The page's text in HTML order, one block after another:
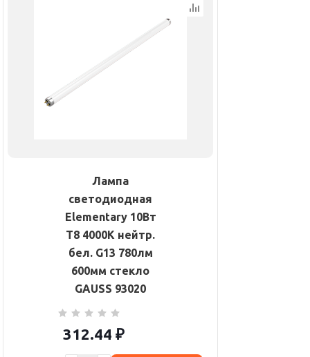
Лампа
светодиодная
Elementary 10Вт
T8 4000К нейтр.
бел. G13 780лм
600мм стекло
GAUSS 93020
312.44 ₽